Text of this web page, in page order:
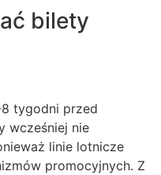
bilety
tygodni przed
wcześniej nie
linie lotnicze
promocyjnych. Z